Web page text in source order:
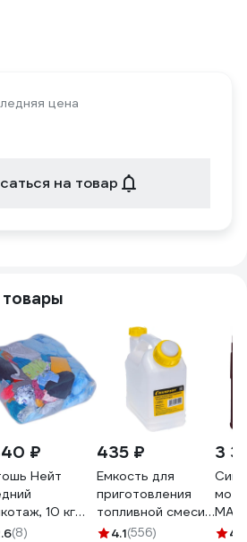
цена
на товар
₽
Нейт
10 кг
2
(8)
435 ₽
Емкость для
приготовления
топливной смеси
(1 л) Champion
4.1(556)
3
4.7